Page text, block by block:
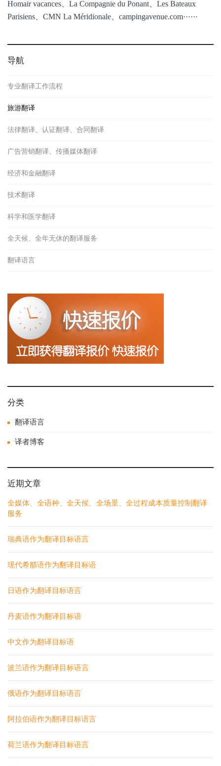
Homair vacances、La Compagnie du Ponant、Les Bateaux
Parisiens、CMN La Méridionale、campingavenue.com······
导航
专业翻译工作流程
旅游翻译
法律翻译、认证翻译、合同翻译
广告营销翻译、传播媒体翻译
经济和金融翻译
技术翻译
科学和医学翻译
全天候、全年无休的翻译服务
翻译语言
分类
翻译语言
译者博客
近期文章
全媒体、全语种、全天候、全场景、全过程成本质量控制翻译
服务
瑞典语作为翻译目标语言
现代希腊语作为翻译目标语
日语作为翻译目标语言
丹麦语作为翻译目标语
中文作为翻译目标语
波兰语作为翻译目标语言
俄语作为翻译目标语言
阿拉伯语作为翻译目标语言
荷兰语作为翻译目标语言